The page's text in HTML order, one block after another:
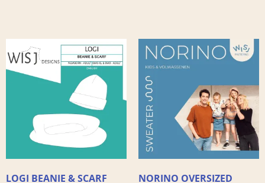
LOGI BEANIE & SCARF
NORINO OVERSIZED